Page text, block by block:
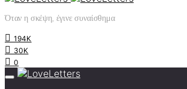
Όταν η σκέψη, έγινε συναίσθημα
194K
30K
0